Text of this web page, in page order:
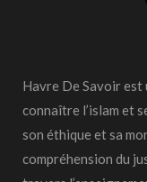
Havre De Savoir
connaître l’islam et
son éthique et sa
compréhension du